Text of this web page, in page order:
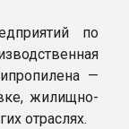
по
—
жилищно-
отраслях.